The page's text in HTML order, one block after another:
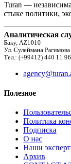
Turan —
стыке политики,
Аналитическая
Баку, AZ1010
Ул. Сулеймана
Тел.: (+99412) 440 11 96
Полезное
Политика
Подписка
О нас
Наши
Архив